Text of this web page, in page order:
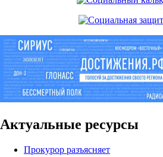
Актуальные ресурсы
Прокурор разъясняет